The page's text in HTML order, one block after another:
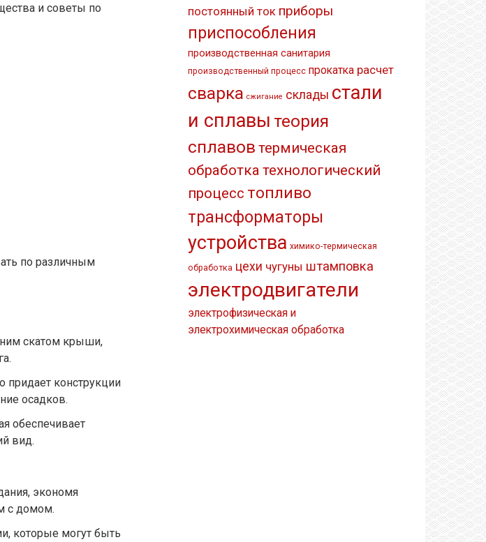
и советы по
по различным
скатом крыши,
конструкции
осадков.
обеспечивает
вид.
экономя
с домом.
которые могут быть
постоянный ток приборы
приспособления
производственная санитария
производственный процесс прокатка расчет
сварка сжигание склады стали
и сплавы теория
сплавов термическая
обработка технологический
процесс топливо
трансформаторы
устройства химико-термическая
обработка цехи чугуны штамповка
электродвигатели
электрофизическая и
электрохимическая обработка